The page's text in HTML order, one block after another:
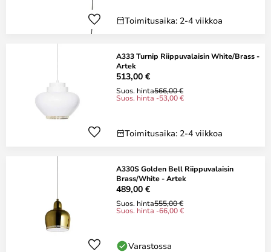
Toimitusaika: 2-4 viikkoa
A333 Turnip Riippuvalaisin White/Brass -
Artek
513,00 €
Suos. hinta566,00 €
Suos. hinta -53,00 €
Toimitusaika: 2-4 viikkoa
A330S Golden Bell Riippuvalaisin
Brass/White - Artek
489,00 €
Suos. hinta555,00 €
Suos. hinta -66,00 €
Varastossa